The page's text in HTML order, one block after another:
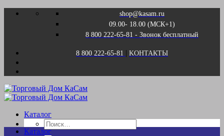
Skip
shop@kasam.ru
09.00- 18.00 (МСК+1)
8 800 222-65-81 - Звонок бесплатный
8 800 222-65-81 | KОНТАКТЫ
Каталог
Искать:
Каталог